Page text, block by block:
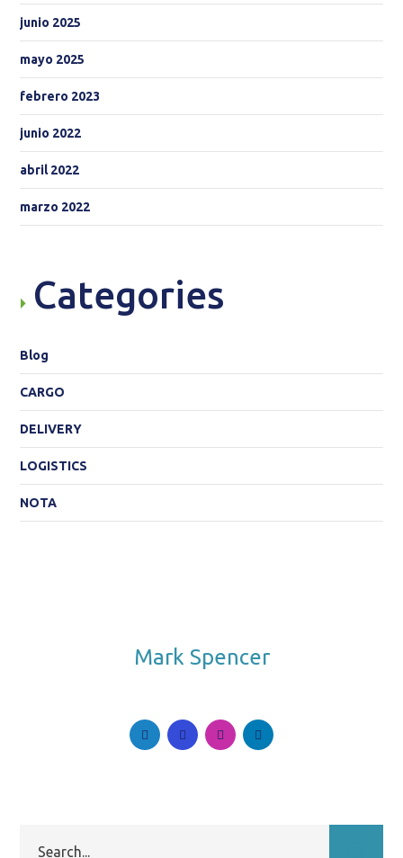
junio 2025
mayo 2025
febrero 2023
junio 2022
abril 2022
marzo 2022
Categories
Blog
CARGO
DELIVERY
LOGISTICS
NOTA
Mark Spencer